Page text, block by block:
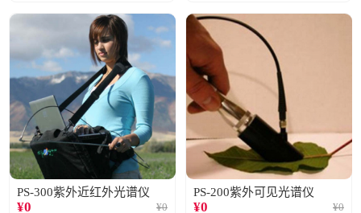
PS-300紫外近红外光谱仪
¥0 ¥0
PS-200紫外可见光谱仪
¥0 ¥0